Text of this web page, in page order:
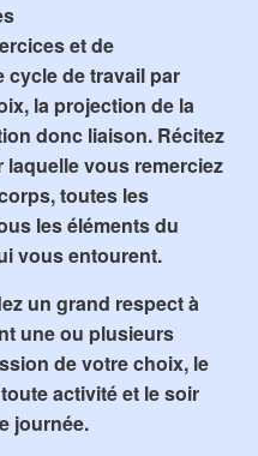
et de
cycle de travail par
la projection de la
donc liaison. Récitez
vous remerciez
toutes les
les éléments du
vous entourent.
un grand respect à
une ou plusieurs
de votre choix, le
activité et le soir
journée.